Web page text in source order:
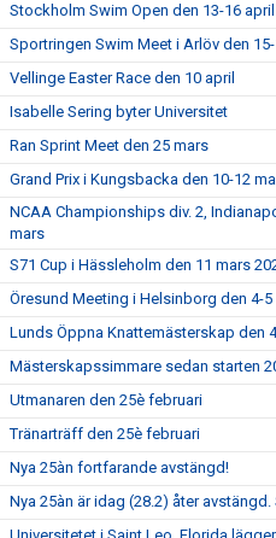
Stockholm Swim Open den 13-16 april
Sportringen Swim Meet i Arlöv den
Vellinge Easter Race den 10 april
Isabelle Sering byter Universitet
Ran Sprint Meet den 25 mars
Grand Prix i Kungsbacka den 10-12
NCAA Championships div. 2,
mars
S71 Cup i Hässleholm den 11 mars
Öresund Meeting i Helsinborg den 4-5
Lunds Öppna Knattemästerskap den
Mästerskapssimmare sedan starten
Utmanaren den 25è februari
Tränarträff den 25è februari
Nya 25àn fortfarande avstängd!
Nya 25àn är idag (28.2) åter avstängd.